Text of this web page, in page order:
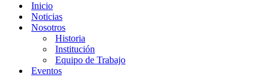
Inicio
Noticias
Nosotros
Historia
Institución
Equipo de Trabajo
Eventos